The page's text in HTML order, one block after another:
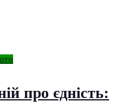
про єдність: